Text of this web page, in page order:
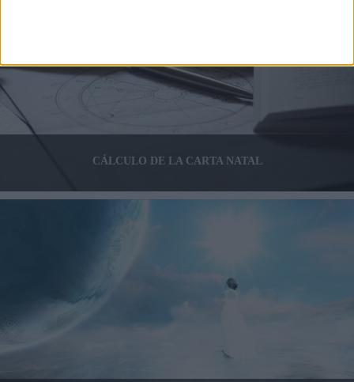
CÁLCULO DE LA CARTA NATAL